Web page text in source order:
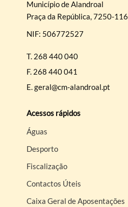
Município de Alandroal
Praça da República, 7250-116
NIF: 506772527
T. 268 440 040
F. 268 440 041
E.geral@cm-alandroal.pt
Acessos rápidos
Águas
Desporto
Fiscalização
Contactos Úteis
Caixa Geral de Aposentações